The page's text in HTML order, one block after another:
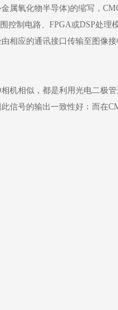
金属氧化物半导体)的缩写
控制电路、FPGA或DSP处
相应的通讯接口传输至图像接
机相似，都是利用光电二极
信号的输出一致性好﹔而在